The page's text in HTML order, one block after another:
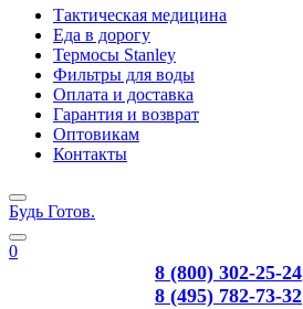
Тактическая медицина
Еда в дорогу
Термосы Stanley
Фильтры для воды
Оплата и доставка
Гарантия и возврат
Оптовикам
Контакты
Будь Готов.
0
8 (800) 302-25-24
8 (495) 782-73-32